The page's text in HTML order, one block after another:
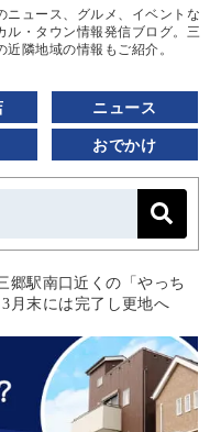
ニュース、グルメ、イベントな
ル・タウン情報発信ブログ。三
隣地域の情報もご紹介。
ニュース
おでかけ
郷駅南口近くの「やっち
月末には完了し更地へ